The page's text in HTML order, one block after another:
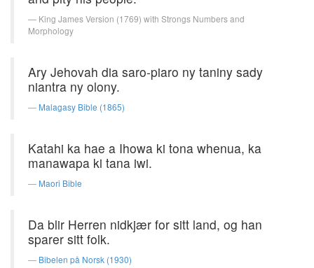
King James Version (1769) with Strongs Numbers and
Morphology
Ary Jehovah dia saro-piaro ny taniny sady
niantra ny olony.
Malagasy Bible (1865)
Katahi ka hae a Ihowa ki tona whenua, ka
manawapa ki tana iwi.
Maori Bible
Da blir Herren nidkjær for sitt land, og han
sparer sitt folk.
Bibelen på Norsk (1930)